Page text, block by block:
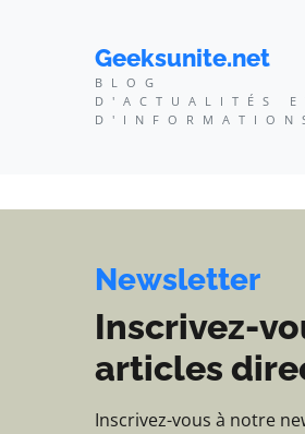
Geeksunite.net
BLOG
D'ACTUALITÉS
Newsletter
Inscrivez-
articles
Inscrivez-vous à notre